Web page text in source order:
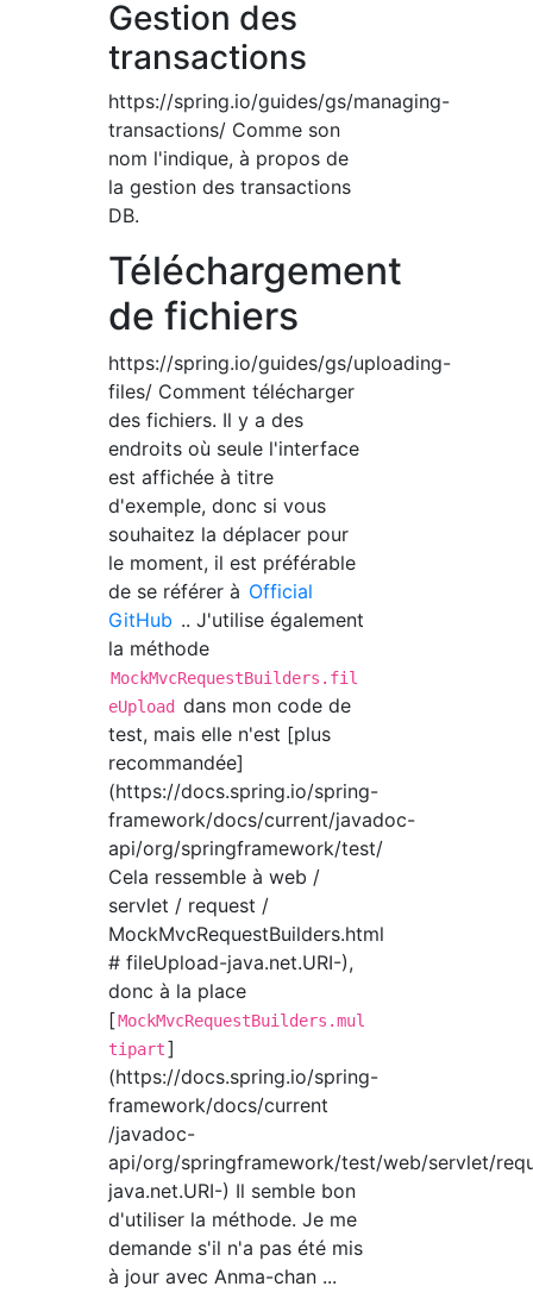
Gestion des
transactions
https://spring.io/guides/gs/managing-
transactions/ Comme son
nom l'indique, à propos de
la gestion des transactions
DB.
Téléchargement
de fichiers
https://spring.io/guides/gs/uploading-
files/ Comment télécharger
des fichiers. Il y a des
endroits où seule l'interface
est affichée à titre
d'exemple, donc si vous
souhaitez la déplacer pour
le moment, il est préférable
de se référer à Official
GitHub .. J'utilise également
la méthode
MockMvcRequestBuilders.fil
eUpload dans mon code de
test, mais elle n'est [plus
recommandée]
(https://docs.spring.io/spring-
framework/docs/current/javadoc-
api/org/springframework/test/
Cela ressemble à web /
servlet / request /
MockMvcRequestBuilders.html
# fileUpload-java.net.URI-),
donc à la place
[MockMvcRequestBuilders.mul
tipart]
(https://docs.spring.io/spring-
framework/docs/current
/javadoc-
api/org/springframework/test/web/servlet/
java.net.URI-) Il semble bon
d'utiliser la méthode. Je me
demande s'il n'a pas été mis
à jour avec Anma-chan ...